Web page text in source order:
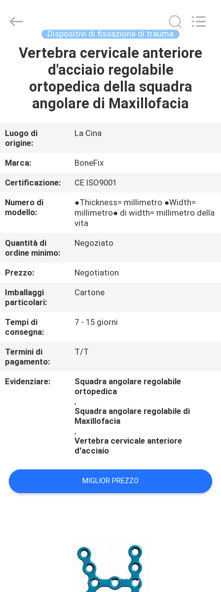
CASA
PRODOTTI
NOI
GIRO
DELLA
FABBRICA
CONTROLLO
DI
CONTATTICI
RICHIEDA
CITAZIONE
fornitore.
Copyright
orthopedicsurgeryinstrument.com.
Dispositivi di fissazione di trauma
Vertebra cervicale anteriore
d'acciaio regolabile
ortopedica della squadra
angolare di Maxillofacia
Luogo di
origine:
La Cina
Marca:
BoneFix
Certificazione:
CE ISO9001
Numero di
modello:
●Thickness= millimetro ●Width=
millimetro● di width= millimetro della
vita
Quantità di
ordine minimo:
Negoziato
Prezzo:
Negotiation
Imballaggi
particolari:
Cartone
Tempi di
consegna:
7 - 15 giorni
Termini di
pagamento:
T/T
Evidenziare:
Squadra angolare regolabile
ortopedica
,
Squadra angolare regolabile di
Maxillofacia
,
Vertebra cervicale anteriore
d'acciaio
MIGLIOR PREZZO